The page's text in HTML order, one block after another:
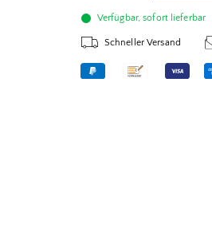
Verfügbar, sofort lieferbar
Schneller Versand